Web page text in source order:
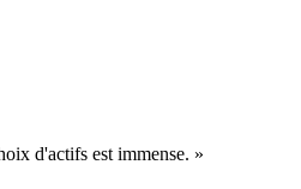
d'actifs est immense. »